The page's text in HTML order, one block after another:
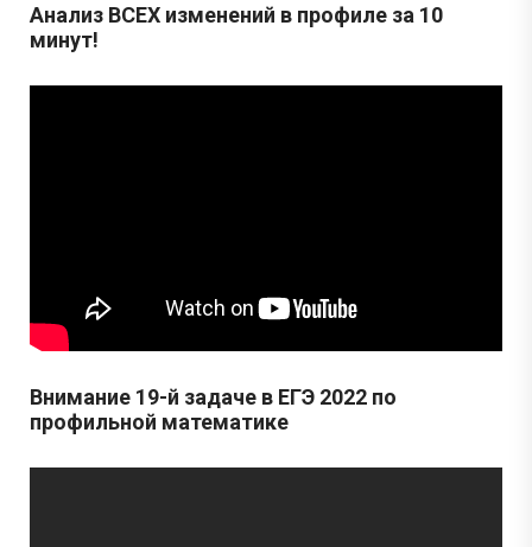
Анализ ВСЕХ изменений в профиле за 10
минут!
Внимание 19-й задаче в ЕГЭ 2022 по
профильной математике